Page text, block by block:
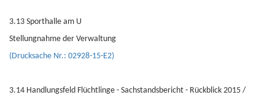
3.13 Sporthalle am U
Stellungnahme der Verwaltung
(Drucksache Nr.: 02928-15-E2)
3.14 Handlungsfeld Flüchtlinge - Sachstandsbericht - Rückblick 2015 /